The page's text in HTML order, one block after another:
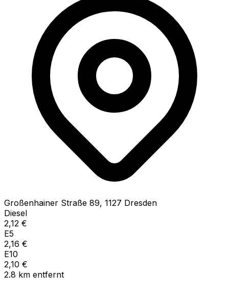
Großenhainer Straße 89, 1127 Dresden
Diesel
2,12 €
E5
2,16 €
E10
2,10 €
2.8 km entfernt